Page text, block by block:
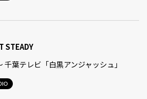
STEADY
千葉テレビ「白黒アンジャッシュ」